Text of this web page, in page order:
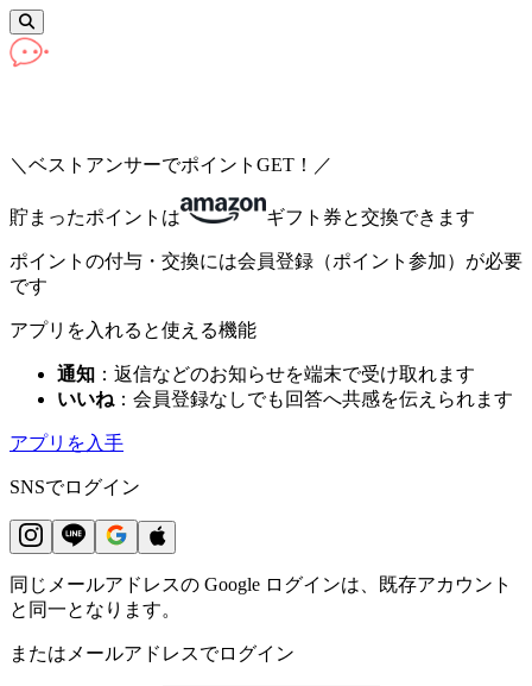
ログイン
＼ベストアンサーでポイントGET！／
貯まったポイントは ギフト券と交換できます
ポイントの付与・交換には会員登録（ポイント参加）が必要
です
アプリを入れると使える機能
通知 ：返信などのお知らせを端末で受け取れます
いいね ：会員登録なしでも回答へ共感を伝えられます
アプリを入手
SNSでログイン
同じメールアドレスの Google ログインは、既存アカウント
と同一となります。
またはメールアドレスでログイン